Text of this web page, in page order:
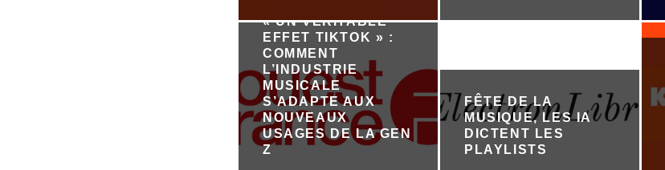
« UN VÉRITABLE
EFFET TIKTOK » :
COMMENT
L’INDUSTRIE
MUSICALE
S’ADAPTE AUX
NOUVEAUX
USAGES DE LA GEN
Z
FÊTE DE LA
MUSIQUE, LES IA
DICTENT LES
PLAYLISTS